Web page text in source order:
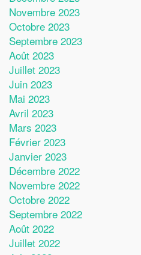
Novembre 2023
Octobre 2023
Septembre 2023
Août 2023
Juillet 2023
Juin 2023
Mai 2023
Avril 2023
Mars 2023
Février 2023
Janvier 2023
Décembre 2022
Novembre 2022
Octobre 2022
Septembre 2022
Août 2022
Juillet 2022